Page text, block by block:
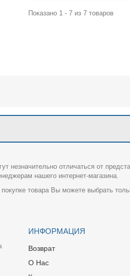
Показано 1 - 7 из 7 товаров
незначительно отличаться от
нашего интернет-магазина.
товара Вы можете выбрать
ИНФОРМАЦИЯ
Возврат
О Нас